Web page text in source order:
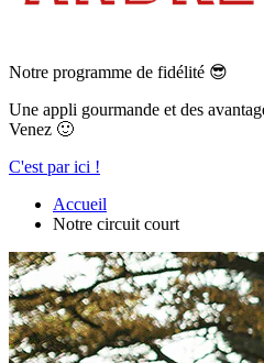
Notre programme de fidélité 😎
Une appli gourmande et des
Venez 🙂
C'est par ici !
Accueil
Notre circuit court